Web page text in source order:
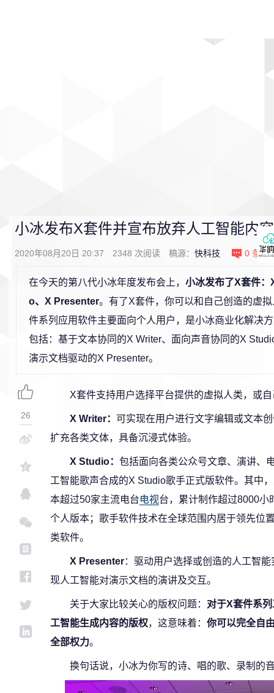
小冰发布X套件并宣布放弃人工智能内
2020年08月20日 20:37 2348 次阅读 稿源： 快科技 0 条评
在今天的第八代小冰年度发布会上， 小冰发布了X套件：
o、 X Presenter。有了X套件，你可以和自己创造的虚
件系列应用软件主要面向个人用户，是小冰商业化解决方
包括：基于文本协同的X Writer、面向声音协同的X
演示文档驱动的X Presenter。
X套件支持用户选择平台提供的虚拟人类，或
X Writer： 可实现在用户进行文字编辑或文本
扩充各类文体，具备沉浸式体验。
X Studio： 包括面向各类公众号文章、演讲、
工智能歌声合成的X Studio歌手正式版软件。其中
本超过50家主流电台电视台，累计制作超过8000小
个人版本；歌手软件技术在全球范围内居于领先位
类软件。
X Presenter：驱动用户选择或创造的人工智
现人工智能对演示文档的演讲及交互。
关于大家比较关心的版权问题： 对于X套件系
工智能生成内容的版权，这意味着： 你可以完全自
全部权力。
换句话说，小冰为你写的诗、唱的歌、录制的
26